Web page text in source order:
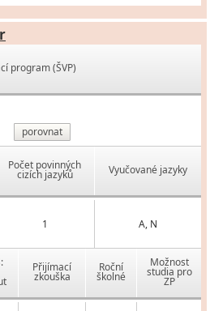
program (ŠVP)
porovnat
Počet povinných
cizích jazyků Vyučované jazyky
1 A, N
Přijímací
zkouška
Roční
školné
Možnost
studia pro
ZP